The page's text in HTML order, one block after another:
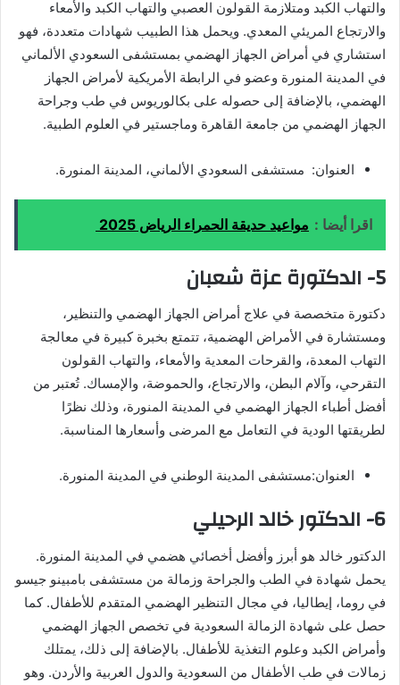
والتهاب الكبد ومتلازمة القولون العصبي والتهاب الكبد والأمعاء
والارتجاع المريئي المعدي. ويحمل هذا الطبيب شهادات متعددة، فهو
استشاري في أمراض الجهاز الهضمي بمستشفى السعودي الألماني
في المدينة المنورة وعضو في الرابطة الأمريكية لأمراض الجهاز
الهضمي، بالإضافة إلى حصوله على بكالوريوس في طب وجراحة
الجهاز الهضمي من جامعة القاهرة وماجستير في العلوم الطبية.
العنوان: مستشفى السعودي الألماني، المدينة المنورة.
اقرا أيضا : مواعيد حديقة الحمراء الرياض 2025
5- الدكتورة عزة شعبان
دكتورة متخصصة في علاج أمراض الجهاز الهضمي والتنظير،
ومستشارة في الأمراض الهضمية، تتمتع بخبرة كبيرة في معالجة
التهاب المعدة، والقرحات المعدية والأمعاء، والتهاب القولون
التقرحي، وآلام البطن، والارتجاع، والحموضة، والإمساك. تُعتبر من
أفضل أطباء الجهاز الهضمي في المدينة المنورة، وذلك نظرًا
لطريقتها الودية في التعامل مع المرضى وأسعارها المناسبة.
العنوان:مستشفى المدينة الوطني في المدينة المنورة.
6- الدكتور خالد الرحيلي
الدكتور خالد هو أبرز وأفضل أخصائي هضمي في المدينة المنورة.
يحمل شهادة في الطب والجراحة وزمالة من مستشفى بامبينو جيسو
في روما، إيطاليا، في مجال التنظير الهضمي المتقدم للأطفال. كما
حصل على شهادة الزمالة السعودية في تخصص الجهاز الهضمي
وأمراض الكبد وعلوم التغذية للأطفال. بالإضافة إلى ذلك، يمتلك
زمالات في طب الأطفال من السعودية والدول العربية والأردن. وهو